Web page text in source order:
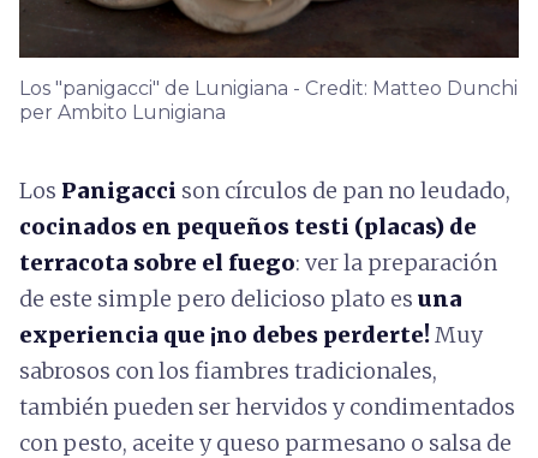
Los "panigacci" de Lunigiana - Credit: Matteo Dunchi
per Ambito Lunigiana
Los Panigacci son círculos de pan no leudado,
cocinados en pequeños testi (placas) de
terracota sobre el fuego: ver la preparación
de este simple pero delicioso plato es una
experiencia que ¡no debes perderte!Muy
sabrosos con los fiambres tradicionales,
también pueden ser hervidos y condimentados
con pesto, aceite y queso parmesano o salsa de